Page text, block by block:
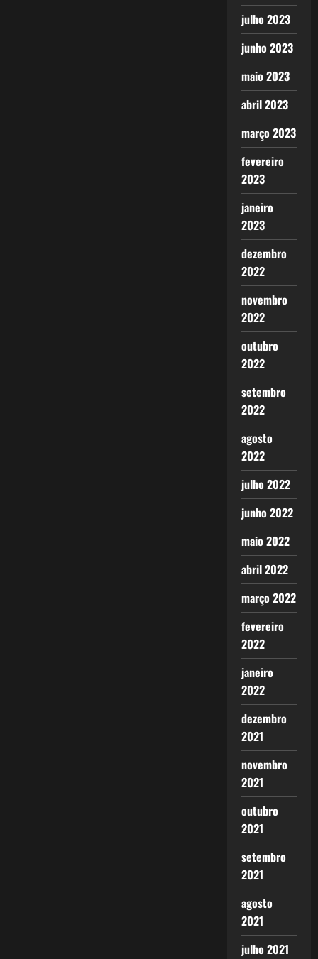
julho 2023
junho 2023
maio 2023
abril 2023
março 2023
fevereiro
2023
janeiro
2023
dezembro
2022
novembro
2022
outubro
2022
setembro
2022
agosto
2022
julho 2022
junho 2022
maio 2022
abril 2022
março 2022
fevereiro
2022
janeiro
2022
dezembro
2021
novembro
2021
outubro
2021
setembro
2021
agosto
2021
julho 2021